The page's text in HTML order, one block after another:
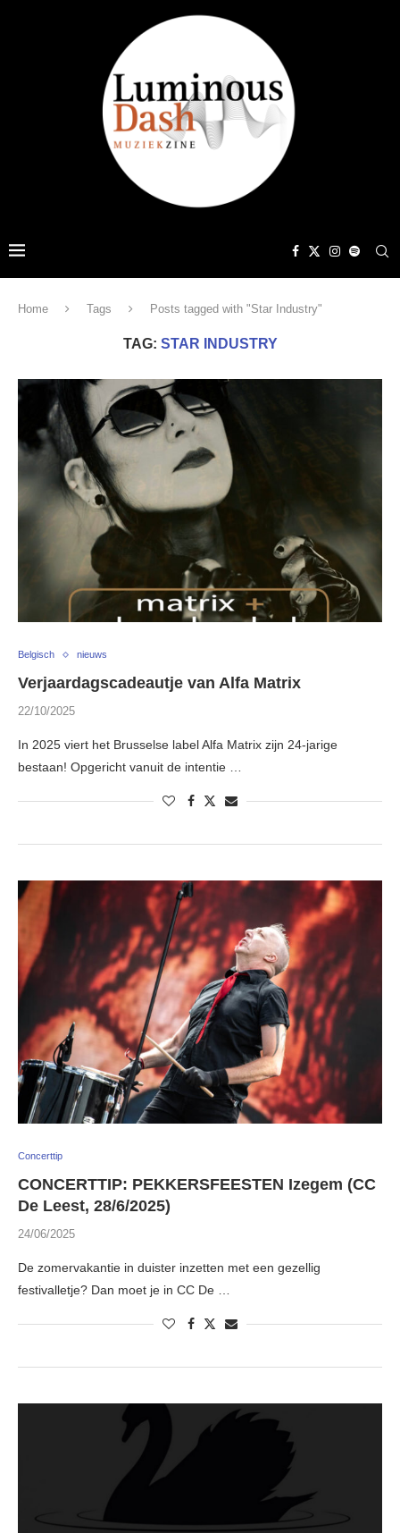
Home Tags Posts tagged with "Star Industry"
TAG: STAR INDUSTRY
Belgisch nieuws
Verjaardagscadeautje van Alfa Matrix
22/10/2025
In 2025 viert het Brusselse label Alfa Matrix zijn 24-jarige
bestaan! Opgericht vanuit de intentie …
Concerttip
CONCERTTIP: PEKKERSFEESTEN Izegem (CC
De Leest, 28/6/2025)
24/06/2025
De zomervakantie in duister inzetten met een gezellig
festivalletje? Dan moet je in CC De …